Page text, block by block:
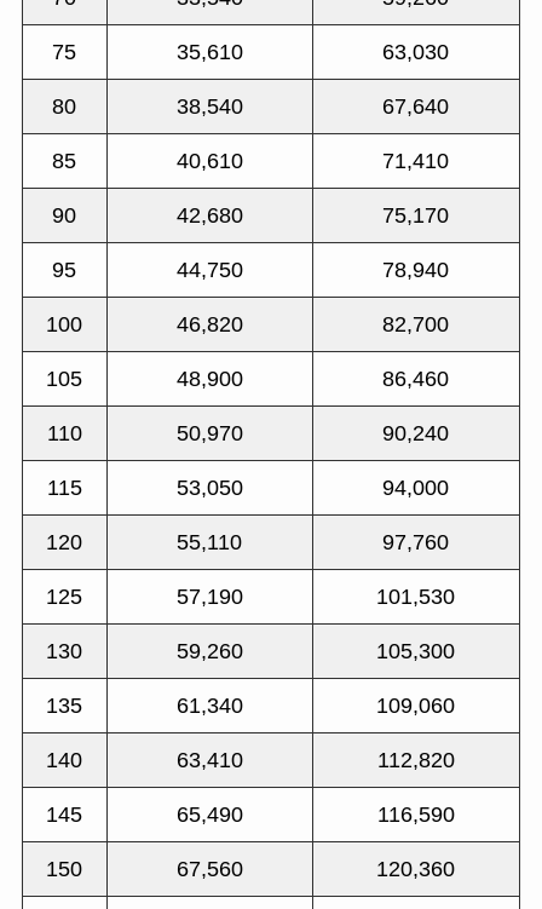
75 35,610 63,030
80 38,540 67,640
85 40,610 71,410
90 42,680 75,170
95 44,750 78,940
100 46,820 82,700
105 48,900 86,460
110 50,970 90,240
115 53,050 94,000
120 55,110 97,760
125 57,190 101,530
130 59,260 105,300
135 61,340 109,060
140 63,410 112,820
145 65,490 116,590
150 67,560 120,360